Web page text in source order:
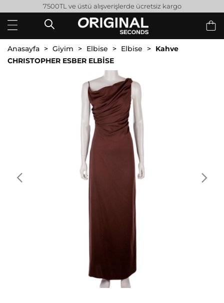
7500TL ve üstü alışverişlerde ücretsiz kargo
Anasayfa Giyim Elbise Elbise
Kahve
CHRISTOPHER ESBER ELBİSE